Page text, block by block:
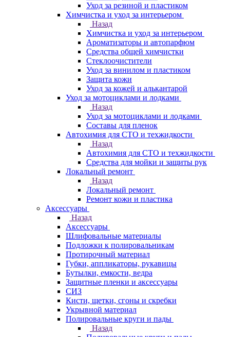
Уход за резиной и пластиком
Химчистка и уход за интерьером
Назад
Химчистка и уход за интерьером
Ароматизаторы и автопарфюм
Средства общей химчистки
Стеклоочистители
Уход за винилом и пластиком
Защита кожи
Уход за кожей и алькантарой
Уход за мотоциклами и лодками
Назад
Уход за мотоциклами и лодками
Составы для пленок
Автохимия для СТО и техжидкости
Назад
Автохимия для СТО и техжидкости
Средства для мойки и защиты рук
Локальный ремонт
Назад
Локальный ремонт
Ремонт кожи и пластика
Аксессуары
Назад
Аксессуары
Шлифовальные материалы
Подложки к полировальникам
Протирочный материал
Губки, аппликаторы, рукавицы
Бутылки, емкости, ведра
Защитные пленки и аксессуары
СИЗ
Кисти, щетки, сгоны и скребки
Укрывной материал
Полировальные круги и пады
Назад